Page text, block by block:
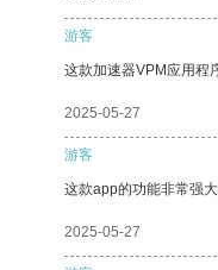
游客
这款加速器VPM应用程
2025-05-27
游客
这款app的功能非常强
2025-05-27